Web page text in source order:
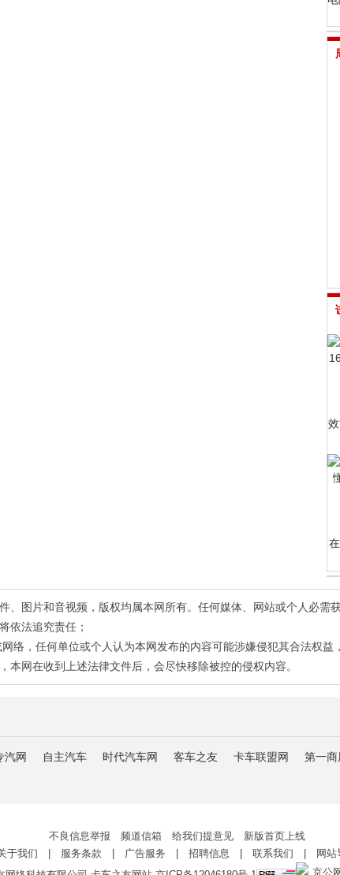
、图片和音视频，版权均属本网所有。任何媒体、网站或个人必需
依法追究责任；
络，任何单位或个人认为本网发布的内容可能涉嫌侵犯其合法权益
本网在收到上述法律文件后，会尽快移除被控的侵权内容。
汽网 自主汽车 时代汽车网 客车之友 卡车联盟网 第一商
不良信息举报 频道信箱 给我们提意见 新版首页上线
于我们
服务条款 广告服务 招聘信息 联系我们
网站
京公